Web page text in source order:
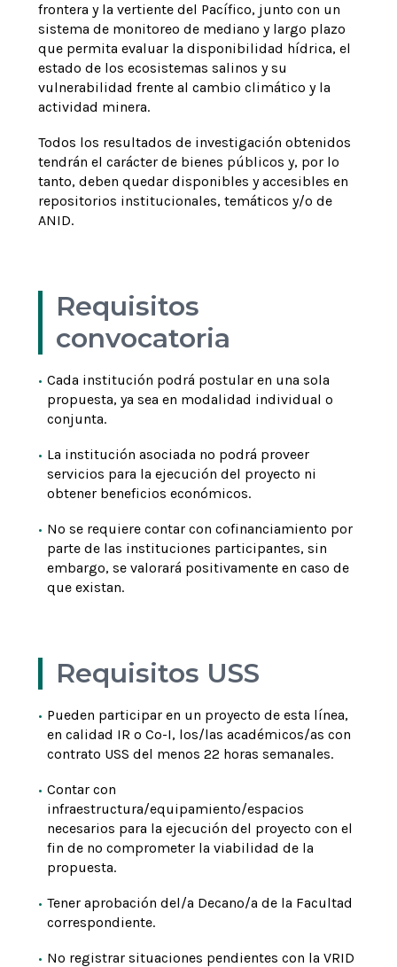
frontera y la vertiente del Pacífico, junto con un
sistema de monitoreo de mediano y largo plazo
que permita evaluar la disponibilidad hídrica, el
estado de los ecosistemas salinos y su
vulnerabilidad frente al cambio climático y la
actividad minera.
Todos los resultados de investigación obtenidos
tendrán el carácter de bienes públicos y, por lo
tanto, deben quedar disponibles y accesibles en
repositorios institucionales, temáticos y/o de
ANID.
Requisitos
convocatoria
Cada institución podrá postular en una sola
propuesta, ya sea en modalidad individual o
conjunta.
La institución asociada no podrá proveer
servicios para la ejecución del proyecto ni
obtener beneficios económicos.
No se requiere contar con cofinanciamiento por
parte de las instituciones participantes, sin
embargo, se valorará positivamente en caso de
que existan.
Requisitos USS
Pueden participar en un proyecto de esta línea,
en calidad IR o Co-I, los/las académicos/as con
contrato USS del menos 22 horas semanales.
Contar con
infraestructura/equipamiento/espacios
necesarios para la ejecución del proyecto con el
fin de no comprometer la viabilidad de la
propuesta.
Tener aprobación del/a Decano/a de la Facultad
correspondiente.
No registrar situaciones pendientes con la VRID